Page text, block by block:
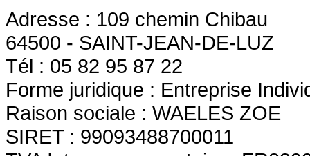
Adresse : 109 chemin Chibau
64500 - SAINT-JEAN-DE-LUZ
Tél : 05 82 95 87 22
Forme juridique : Entreprise
Raison sociale : WAELES ZOE
SIRET : 99093488700011